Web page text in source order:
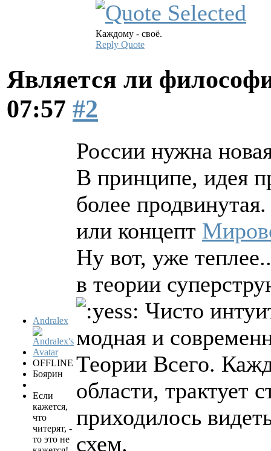
Каждому - своё.
Reply Quote
Является ли
07:57 #2
Andralex
OFFLINE
Боярин
Если
кажется,
что
читерят, -
то это не
России нужна
В принципе, идея
более продвинутая.
или концепт
Ну вот, уже
в теории
Чисто
модная и
Теории Всего.
области, трактует
приходилось
схем.